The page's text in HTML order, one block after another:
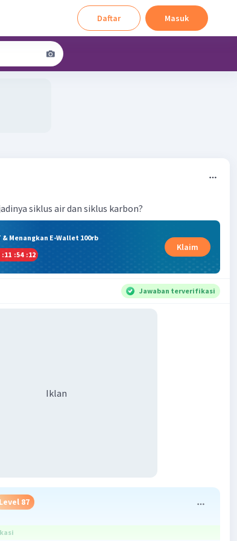
Daftar Masuk
siklus air dan siklus karbon?
Menangkan E-Wallet 100rb
:11 :54 :11
Klaim
Jawaban terverifikasi
Iklan
Level 87